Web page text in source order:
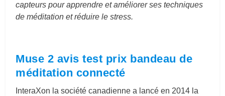
capteurs pour apprendre et améliorer ses techniques
de méditation et réduire le stress.
Muse 2 avis test prix bandeau de
méditation connecté
InteraXon la société canadienne a lancé en 2014 la